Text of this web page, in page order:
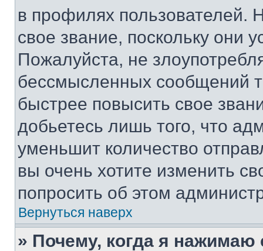
в профилях
свое звание, поскольку они
Пожалуйста, не
бессмысленных сообщений
быстрее повысить свое
добьетесь лишь того, что
уменьшит количество
вы очень хотите изменить
попросить об этом
Вернуться наверх
» Почему, когда я нажимаю